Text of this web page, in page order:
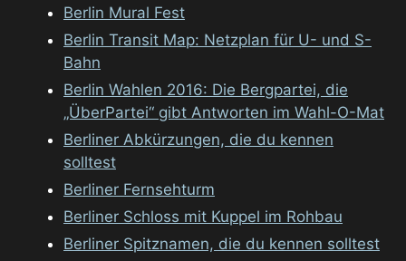
Berlin Mural Fest
Berlin Transit Map: Netzplan für U- und S-
Bahn
Berlin Wahlen 2016: Die Bergpartei, die
„ÜberPartei“ gibt Antworten im Wahl-O-Mat
Berliner Abkürzungen, die du kennen
solltest
Berliner Fernsehturm
Berliner Schloss mit Kuppel im Rohbau
Berliner Spitznamen, die du kennen solltest